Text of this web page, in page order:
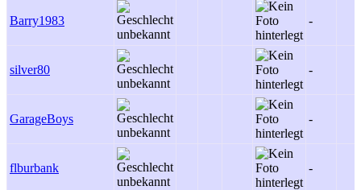
Barry1983 -
silver80 -
GarageBoys -
flburbank -